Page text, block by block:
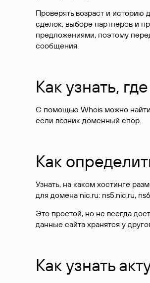
Проверять возраст и
сделок, выборе партнеров и
предложениями, поэтому
сообщения.
Как узнать,
С помощью Whois можно найти
если возник доменный спор.
Как
Узнать, на каком хостинге
для домена nic.ru: ns5.nic.ru,
Это простой, но не всегда
данные сайта хранятся у
Как узнать